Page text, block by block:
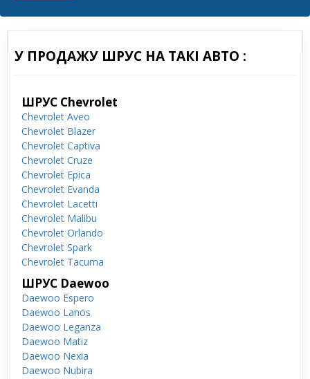
У ПРОДАЖУ ШРУС НА ТАКІ АВТО :
ШРУС Chevrolet
Chevrolet Aveo
Chevrolet Blazer
Chevrolet Captiva
Chevrolet Cruze
Chevrolet Epica
Chevrolet Evanda
Chevrolet Lacetti
Chevrolet Malibu
Chevrolet Orlando
Chevrolet Spark
Chevrolet Tacuma
ШРУС Daewoo
Daewoo Espero
Daewoo Lanos
Daewoo Leganza
Daewoo Matiz
Daewoo Nexia
Daewoo Nubira